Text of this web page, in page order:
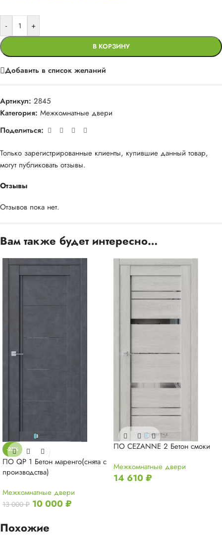
- +
В КОРЗИНУ
Добавить в список желаний
Артикул: 2845
Категория: Межкомнатные двери
Поделиться:
Отзывы
Отзывов пока нет.
Только зарегистрированные клиенты, купившие данный товар,
могут публиковать отзывы.
Вам также будет интересно…
-23%
ПО QP 1 Бетон маренго(снята с
производства)
Межкомнатные двери
13 000₽ 10 000₽
ПО CEZANNE 2 Бетон смоки
Межкомнатные двери
14 610₽
Похожие